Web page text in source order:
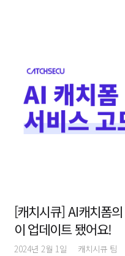
[캐치시큐] AI캐치폼
이 업데이트 됐어요!
2024년 2월 1일 캐치시큐 팀